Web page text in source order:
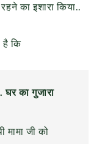
का इशारा किया..
है कि
घर का गुजारा
मामा जी को